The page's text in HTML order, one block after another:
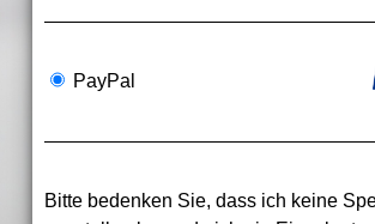
PayPal
Bitte bedenken Sie, dass ich keine